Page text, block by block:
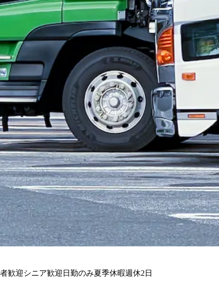
ア歓迎 日勤のみ夏季休暇 週休2日
のミキサー車･ダンプカー）｜長崎
歓迎 シニア歓迎 日勤のみ夏季休暇週休2日